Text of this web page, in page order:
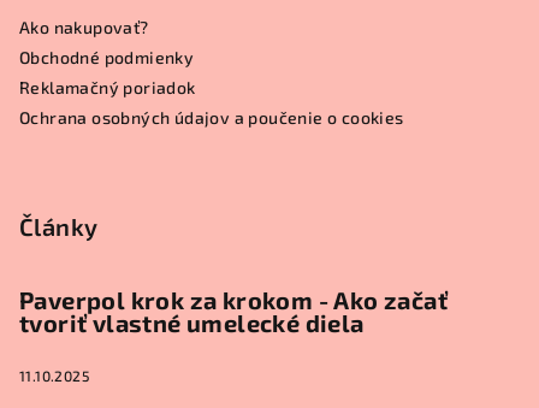
Ako nakupovať?
Obchodné podmienky
Reklamačný poriadok
Ochrana osobných údajov a poučenie o cookies
Články
Paverpol krok za krokom - Ako začať
tvoriť vlastné umelecké diela
11.10.2025